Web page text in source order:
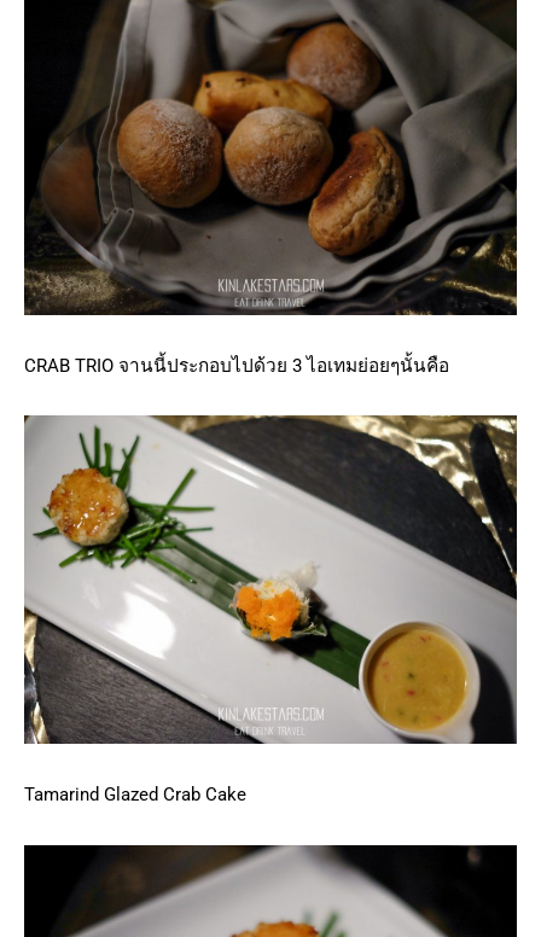
CRAB TRIO จานนี้ประกอบไปด้วย 3 ไอเทมย่อยๆนั้นคือ
Tamarind Glazed Crab Cake